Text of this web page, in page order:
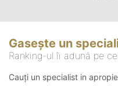
Gasește un
Ranking-ul îi adună pe
Cauți un specialist in